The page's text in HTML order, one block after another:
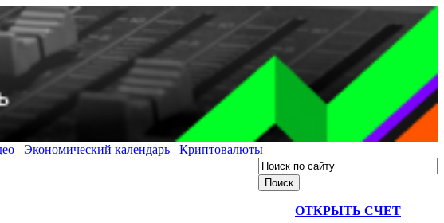
Экономический календарь Криптовалюты
ОТКРЫТЬ СЧЕТ